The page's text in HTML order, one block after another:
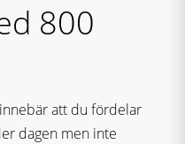
800
att du fördelar
dagen men inte